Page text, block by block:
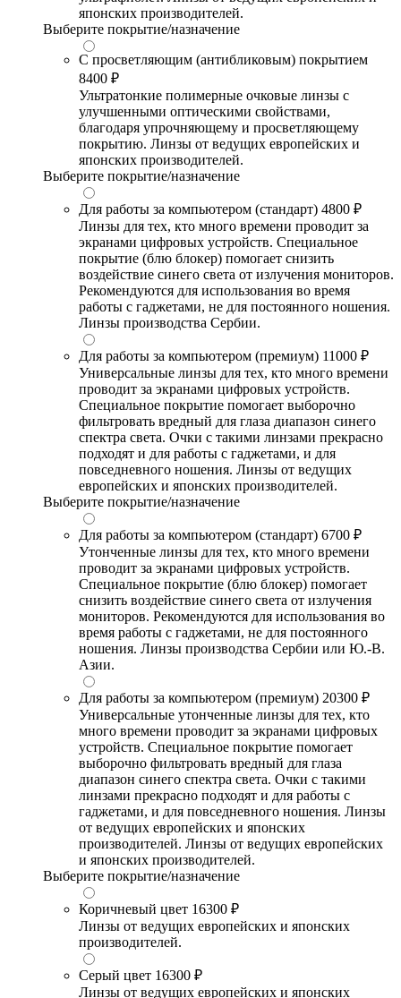
японских производителей.
Выберите покрытие/назначение
С просветляющим (антибликовым) покрытием
8400 ₽
Ультратонкие полимерные очковые линзы с
улучшенными оптическими свойствами,
благодаря упрочняющему и просветляющему
покрытию. Линзы от ведущих европейских и
японских производителей.
Выберите покрытие/назначение
Для работы за компьютером (стандарт) 4800 ₽
Линзы для тех, кто много времени проводит за
экранами цифровых устройств. Специальное
покрытие (блю блокер) помогает снизить
воздействие синего света от излучения мониторов.
Рекомендуются для использования во время
работы с гаджетами, не для постоянного ношения.
Линзы производства Сербии.
Для работы за компьютером (премиум) 11000 ₽
Универсальные линзы для тех, кто много времени
проводит за экранами цифровых устройств.
Специальное покрытие помогает выборочно
фильтровать вредный для глаза диапазон синего
спектра света. Очки с такими линзами прекрасно
подходят и для работы с гаджетами, и для
повседневного ношения. Линзы от ведущих
европейских и японских производителей.
Выберите покрытие/назначение
Для работы за компьютером (стандарт) 6700 ₽
Утонченные линзы для тех, кто много времени
проводит за экранами цифровых устройств.
Специальное покрытие (блю блокер) помогает
снизить воздействие синего света от излучения
мониторов. Рекомендуются для использования во
время работы с гаджетами, не для постоянного
ношения. Линзы производства Сербии или Ю.-В.
Азии.
Для работы за компьютером (премиум) 20300 ₽
Универсальные утонченные линзы для тех, кто
много времени проводит за экранами цифровых
устройств. Специальное покрытие помогает
выборочно фильтровать вредный для глаза
диапазон синего спектра света. Очки с такими
линзами прекрасно подходят и для работы с
гаджетами, и для повседневного ношения. Линзы
от ведущих европейских и японских
производителей. Линзы от ведущих европейских
и японских производителей.
Выберите покрытие/назначение
Коричневый цвет 16300 ₽
Линзы от ведущих европейских и японских
производителей.
Серый цвет 16300 ₽
Линзы от ведущих европейских и японских